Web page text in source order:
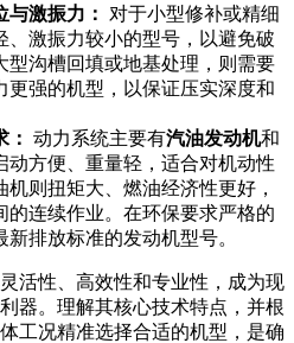
激振力：
对于小型修补或精细
、激振力较小的型号，以避免破
型沟槽回填或地基处理，则需要
更强的机型，以保证压实深度和
动力系统主要有汽油发动机和
动方便、重量轻，适合对机动性
则扭矩大、燃油经济性更好，
的连续作业。在环保要求严格的
排放标准的发动机型号。
活性、高效性和专业性，成为现
器。理解其核心技术特点，并根
工况精准选择合适的机型，是确